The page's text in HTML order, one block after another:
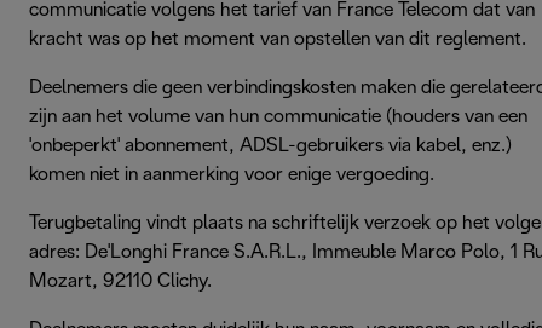
communicatie volgens het tarief van France Telecom dat van
kracht was op het moment van opstellen van dit reglement.
Deelnemers die geen verbindingskosten maken die
zijn aan het volume van hun communicatie (houders van een
'onbeperkt' abonnement, ADSL-gebruikers via kabel, enz.)
komen niet in aanmerking voor enige vergoeding.
Terugbetaling vindt plaats na schriftelijk verzoek op het
adres: De'Longhi France S.A.R.L., Immeuble Marco Polo, 1
Mozart, 92110 Clichy.